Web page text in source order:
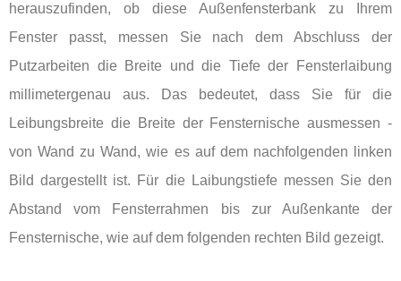
herauszufinden, ob diese Außenfensterbank zu Ihrem
Fenster passt, messen Sie nach dem Abschluss der
Putzarbeiten die Breite und die Tiefe der Fensterlaibung
millimetergenau aus. Das bedeutet, dass Sie für die
Leibungsbreite die Breite der Fensternische ausmessen -
von Wand zu Wand, wie es auf dem nachfolgenden linken
Bild dargestellt ist. Für die Laibungstiefe messen Sie den
Abstand vom Fensterrahmen bis zur Außenkante der
Fensternische, wie auf dem folgenden rechten Bild gezeigt.